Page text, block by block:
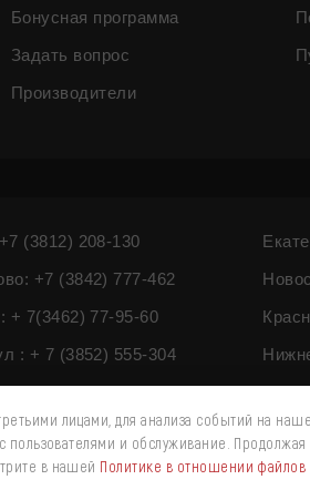
Бонусная программа
Задать вопрос
Производители
(3812) 208-130
+7 (3842) 777-462
+ 7(3462) 77-95-60
: + 7 (3852) 555-304
лицами, для анализа событий на
пользователями и обслуживание.
в нашей Политике в отношении файлов